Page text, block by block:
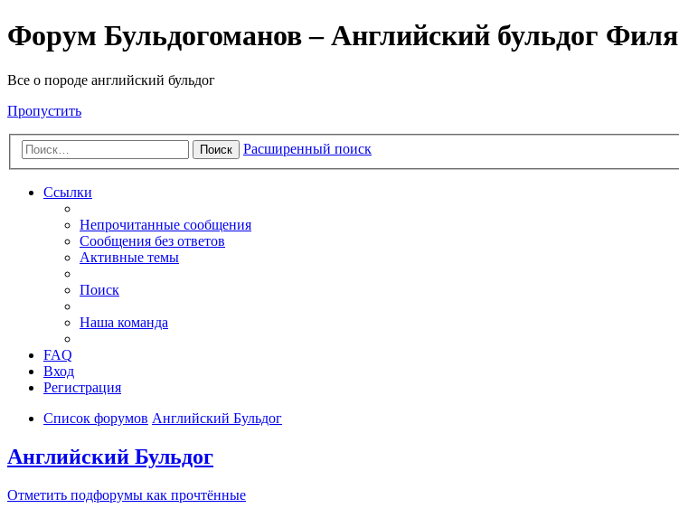
Форум Бульдогоманов – Английский бульдог Филя
Все о породе английский бульдог
Пропустить
Поиск Расширенный поиск
Ссылки
Непрочитанные сообщения
Сообщения без ответов
Активные темы
Поиск
Наша команда
FAQ
Вход
Регистрация
Список форумов Английский Бульдог
Английский Бульдог
Отметить подфорумы как прочтённые